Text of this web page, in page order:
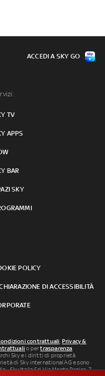
TV
APPS
BAR
SKY
POLICY
DI ACCESSIBILITÀ
ACCEDI A SKY GO
contrattuali, Privacy &
o pertrasparenza
Sky e i diritti di proprietà
di Sky international AG e sono
- Sky Italia Srl Via Monte Penice, 7 -